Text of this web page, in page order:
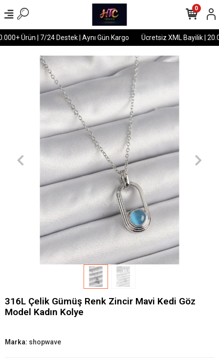
Ürün | 7/24 Destek | Aynı Gün Kargo Ücretsiz XML Bayilik |
0
316L Çelik Gümüş Renk Zincir Mavi Kedi Göz
Model Kadın Kolye
Marka: shopwave